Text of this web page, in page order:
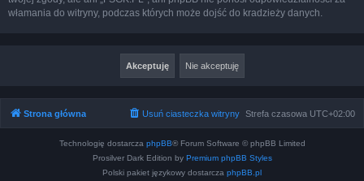
włamania do witryny, podczas których może dojść do kradzieży danych.
Strona główna Strefa czasowa UTC+02:00
Usuń ciasteczka witryny
Technologię dostarcza phpBB® Forum Software © phpBB Limited
Prosilver Dark Edition by Premium phpBB Styles
Polski pakiet językowy dostarcza phpBB.pl